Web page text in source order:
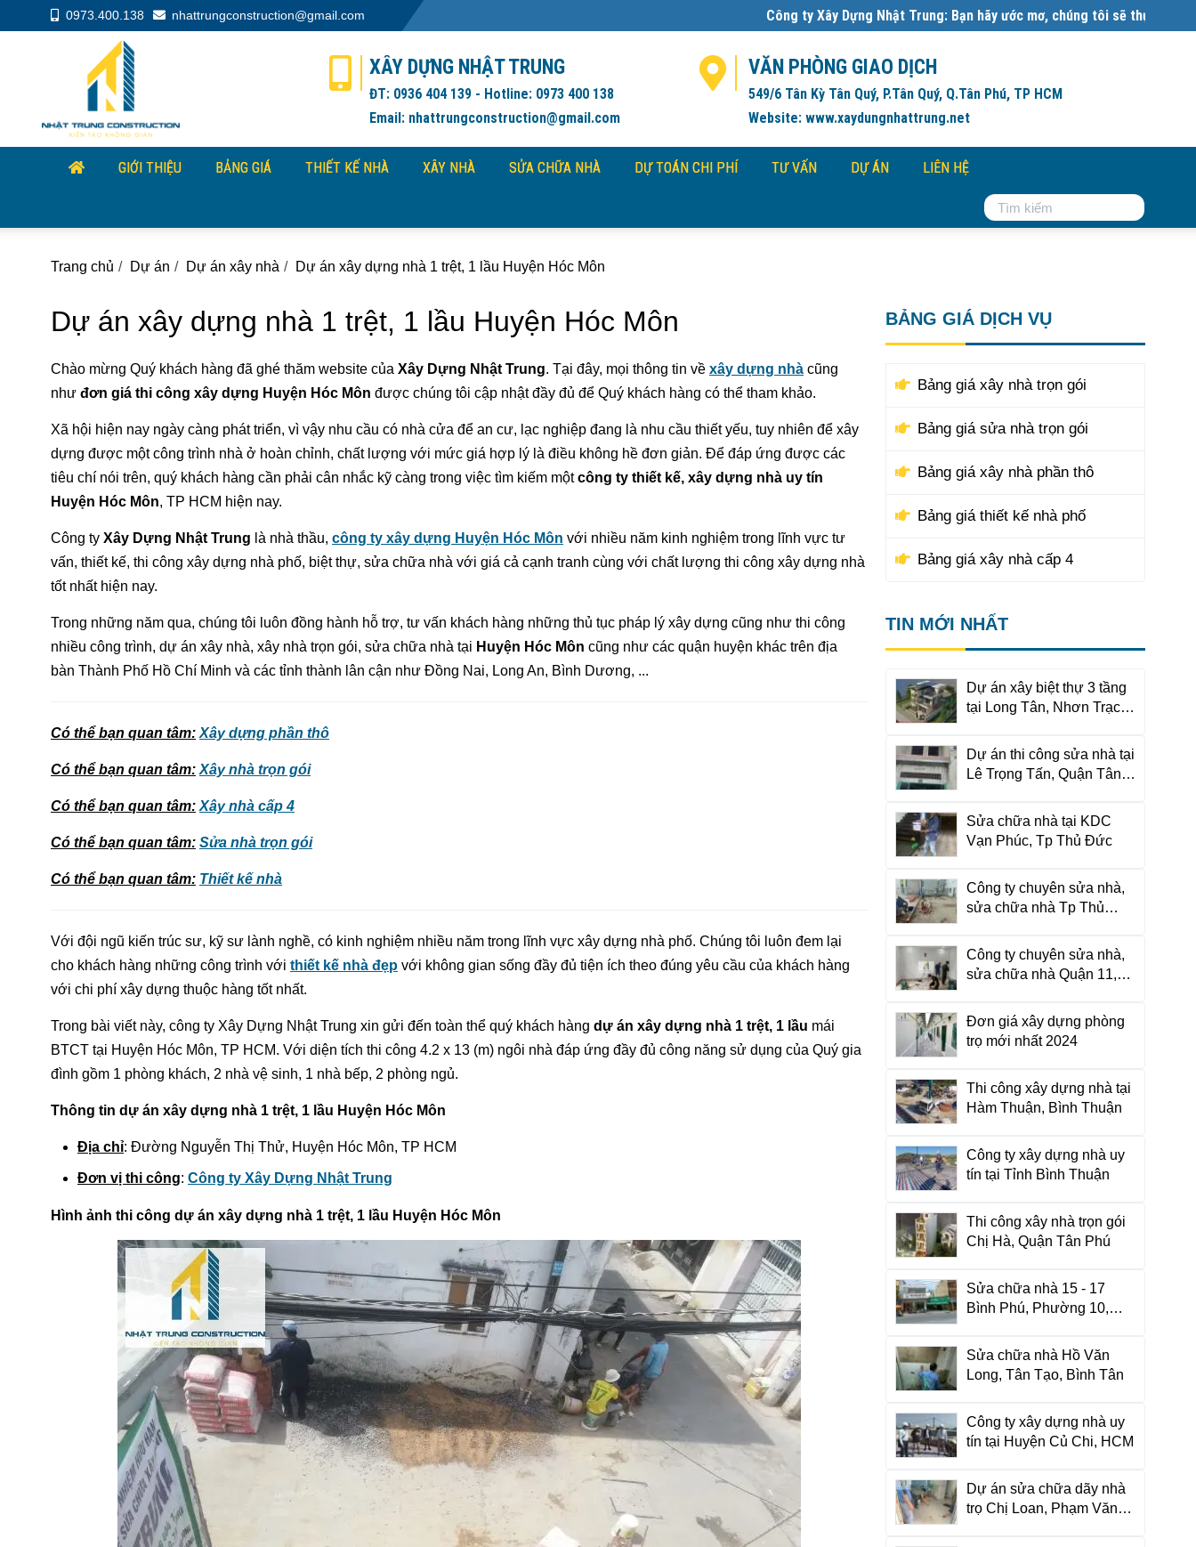
0973.400.138 nhattrungconstruction@gmail.com Công ty Xây Dựng Nhật Trung: Bạn hãy ước mơ, chúng tôi sẽ thực hiện:Đơn giá xây dựng
XÂY DỰNG NHẬT TRUNG
ĐT: 0936 404 139 - Hotline: 0973 400 138
Email: nhattrungconstruction@gmail.com
VĂN PHÒNG GIAO DỊCH
549/6 Tân Kỳ Tân Quý, P.Tân Quý, Q.Tân Phú, TP HCM
Website: www.xaydungnhattrung.net
GIỚI THIỆU BẢNG GIÁ THIẾT KẾ NHÀ XÂY NHÀ SỬA CHỮA NHÀ DỰ TOÁN CHI PHÍ TƯ VẤN DỰ ÁN LIÊN HỆ
Trang chủ Dự án Dự án xây nhà Dự án xây dựng nhà 1 trệt, 1 lầu Huyện Hóc Môn
Dự án xây dựng nhà 1 trệt, 1 lầu Huyện Hóc Môn
Chào mừng Quý khách hàng đã ghé thăm website của Xây Dựng Nhật Trung. Tại đây, mọi thông tin về xây dựng nhà cũng
như đơn giá thi công xây dựng Huyện Hóc Môn được chúng tôi cập nhật đầy đủ để Quý khách hàng có thể tham khảo.
Xã hội hiện nay ngày càng phát triển, vì vậy nhu cầu có nhà cửa để an cư, lạc nghiệp đang là nhu cầu thiết yếu, tuy nhiên để xây
dựng được một công trình nhà ở hoàn chỉnh, chất lượng với mức giá hợp lý là điều không hề đơn giản. Để đáp ứng được các
tiêu chí nói trên, quý khách hàng cần phải cân nhắc kỹ càng trong việc tìm kiếm mộtcông ty thiết kế, xây dựng nhà uy tín
Huyện Hóc Môn, TP HCM hiện nay.
Công ty Xây Dựng Nhật Trung là nhà thầu, công ty xây dựng Huyện Hóc Môn với nhiều năm kinh nghiệm trong lĩnh vực tư
vấn, thiết kế, thi công xây dựng nhà phố, biệt thự, sửa chữa nhà với giá cả cạnh tranh cùng với chất lượng thi công xây dựng nhà
tốt nhất hiện nay.
Trong những năm qua, chúng tôi luôn đồng hành hỗ trợ, tư vấn khách hàng những thủ tục pháp lý xây dựng cũng như thi công
nhiều công trình, dự án xây nhà, xây nhà trọn gói, sửa chữa nhà tại Huyện Hóc Môn cũng như các quận huyện khác trên địa
bàn Thành Phố Hồ Chí Minh và các tỉnh thành lân cận như Đồng Nai, Long An, Bình Dương, ...
Có thể bạn quan tâm: Xây dựng phần thô
Có thể bạn quan tâm: Xây nhà trọn gói
Có thể bạn quan tâm: Xây nhà cấp 4
Có thể bạn quan tâm: Sửa nhà trọn gói
Có thể bạn quan tâm: Thiết kế nhà
Với đội ngũ kiến trúc sư, kỹ sư lành nghề, có kinh nghiệm nhiều năm trong lĩnh vực xây dựng nhà phố. Chúng tôi luôn đem lại
cho khách hàng những công trình với thiết kế nhà đẹp với không gian sống đầy đủ tiện ích theo đúng yêu cầu của khách hàng
với chi phí xây dựng thuộc hàng tốt nhất.
Trong bài viết này, công ty Xây Dựng Nhật Trung xin gửi đến toàn thể quý khách hàng dự án xây dựng nhà 1 trệt, 1 lầu mái
BTCT tại Huyện Hóc Môn, TP HCM. Với diện tích thi công 4.2 x 13 (m) ngôi nhà đáp ứng đầy đủ công năng sử dụng của Quý gia
đình gồm 1 phòng khách, 2 nhà vệ sinh, 1 nhà bếp, 2 phòng ngủ.
Thông tin dự án xây dựng nhà 1 trệt, 1 lầu Huyện Hóc Môn
Địa chỉ: Đường Nguyễn Thị Thử, Huyện Hóc Môn, TP HCM
Đơn vị thi công: Công ty Xây Dựng Nhật Trung
Hình ảnh thi công dự án xây dựng nhà 1 trệt, 1 lầu Huyện Hóc Môn
BẢNG GIÁ DỊCH VỤ
Bảng giá xây nhà trọn gói
Bảng giá sửa nhà trọn gói
Bảng giá xây nhà phần thô
Bảng giá thiết kế nhà phố
Bảng giá xây nhà cấp 4
TIN MỚI NHẤT
Dự án xây biệt thự 3 tầng
tại Long Tân, Nhơn Trạch,
Dự án thi công sửa nhà tại
Lê Trọng Tấn, Quận Tân
Sửa chữa nhà tại KDC
Vạn Phúc, Tp Thủ Đức
Công ty chuyên sửa nhà,
sửa chữa nhà Tp Thủ
Công ty chuyên sửa nhà,
sửa chữa nhà Quận 11,
Đơn giá xây dựng phòng
trọ mới nhất 2024
Thi công xây dựng nhà tại
Hàm Thuận, Bình Thuận
Công ty xây dựng nhà uy
tín tại Tỉnh Bình Thuận
Thi công xây nhà trọn gói
Chị Hà, Quận Tân Phú
Sửa chữa nhà 15 - 17
Bình Phú, Phường 10,
Sửa chữa nhà Hồ Văn
Long, Tân Tạo, Bình Tân
Công ty xây dựng nhà uy
tín tại Huyện Củ Chi, HCM
Dự án sửa chữa dãy nhà
trọ Chị Loan, Phạm Văn